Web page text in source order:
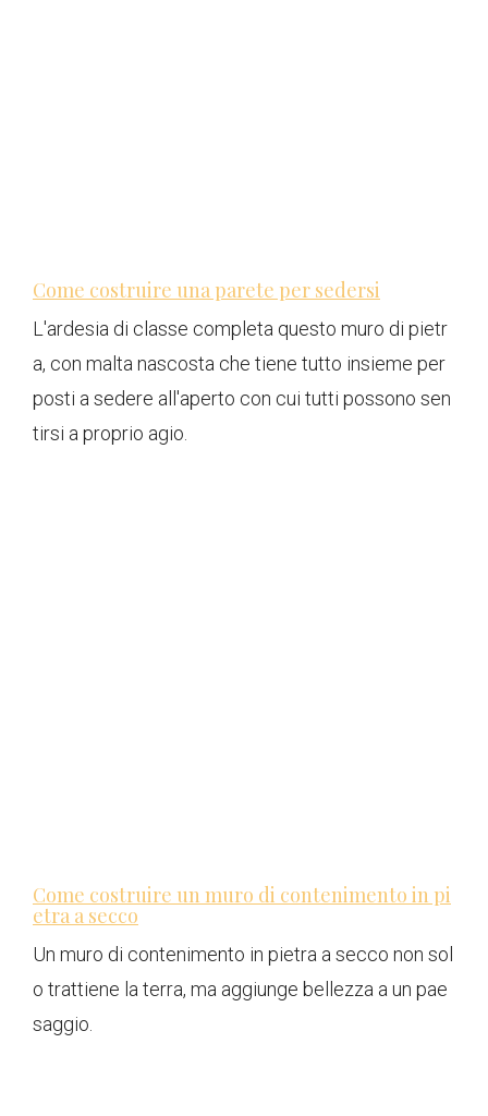
Come costruire una parete per sedersi
L'ardesia di classe completa questo muro di pietr
a, con malta nascosta che tiene tutto insieme per
posti a sedere all'aperto con cui tutti possono sen
tirsi a proprio agio.
Come costruire un muro di contenimento in pi
etra a secco
Un muro di contenimento in pietra a secco non sol
o trattiene la terra, ma aggiunge bellezza a un pae
saggio.